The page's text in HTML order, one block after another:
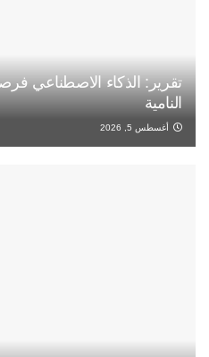
تقرير: الذكاء الاصطناعي
النامية
أغسطس 5, 2026